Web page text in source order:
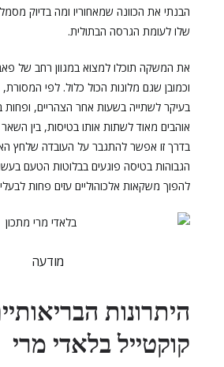
הבנתי את הכוונה שמאחוריו ומה בדיוק
שלו לעומת הגרסה הבתולית.
את המשקה תוכלו למצוא במגוון רחב של
וכמובן שגם מלונות הכול כלול. לפי
בעיקר לשתייה בשעות אחר הצהריים, ופחות
אוהבים מאוד לשתות אותו בטיסות, בין
בדרך זו אפשר להתגבר על העובדה שלחץ
הגבוהות בטיסה פוגעים בבלוטות הטעם
להפוך משקאות אלכוהוליים עזים פחות
מודעה
היתרונות
קוקטייל בלאדי מרי